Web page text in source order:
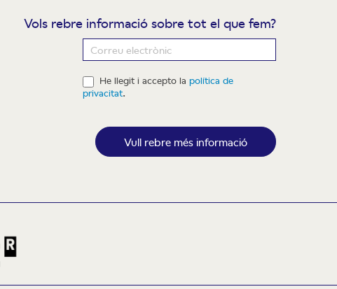
Vols rebre informació sobre tot el que fem?
He llegit i accepto lapolítica de
privacitat.
Vull rebre més informació